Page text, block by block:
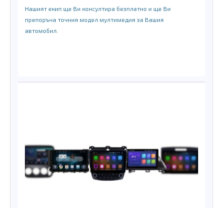
Нашият екип ще Ви консултира безплатно и ще Ви
препоръча точния модел мултимедия за Вашия
автомобил.